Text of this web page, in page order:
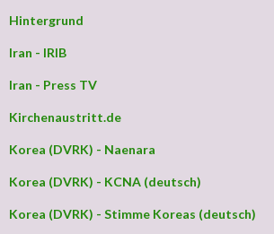
Hintergrund
Iran - IRIB
Iran - Press TV
Kirchenaustritt.de
Korea (DVRK) - Naenara
Korea (DVRK) - KCNA (deutsch)
Korea (DVRK) - Stimme Koreas (deutsch)